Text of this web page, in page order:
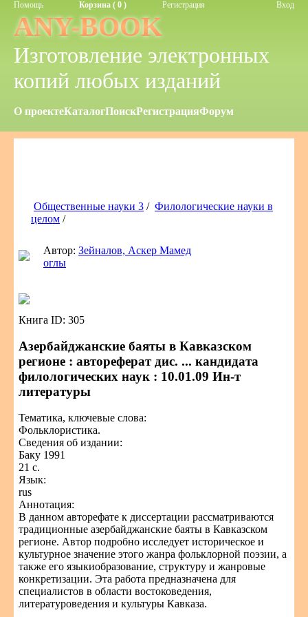
Помощь Корзина ( 0 ) Регистрация Вход
ANY-BOOK
Изготовление электронных
копий любых изданий
О проектеКаталогПоискРегистрацияФорум
Общественные науки 3 / Филологические науки в
целом /
Автор: Зейналов, Аскер Мамед
оглы
Книга ID: 305
Азербайджанские баяты в Кавказском
регионе : автореферат дис. ... кандидата
филологических наук : 10.01.09 Ин-т
литературы
Тематика, ключевые слова:
Фольклористика.
Сведения об издании:
Баку 1991
21 с.
Язык:
rus
Аннотация:
В данном авторефате к диссертации рассматриваются
традиционные азербайджанские баяты в Кавказском
регионе. Автор подробно исследует историческое и
культурное значение этого жанра фольклорной поэзии, а
также его языкиобразование, структуру и жанровые
конкретизации. Эта работа предназначена для
специалистов в области востоковедения,
литературоведения и культуры Кавказа.